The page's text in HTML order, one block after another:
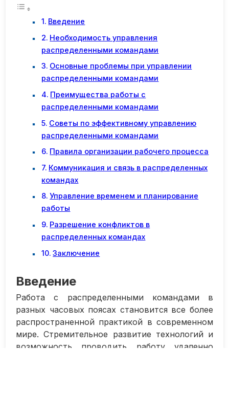
Введение
Необходимость управления
распределенными командами
Основные проблемы при управлении
распределенными командами
Преимущества работы с
распределенными командами
Советы по эффективному управлению
распределенными командами
Правила организации рабочего процесса
Коммуникация и связь в распределенных
командах
Управление временем и планирование
работы
Разрешение конфликтов в
распределенных командах
Заключение
Введение
Работа с распределенными командами в
разных часовых поясах становится все более
распространенной практикой в современном
мире. Стремительное развитие технологий и
возможность проводить работу удаленно